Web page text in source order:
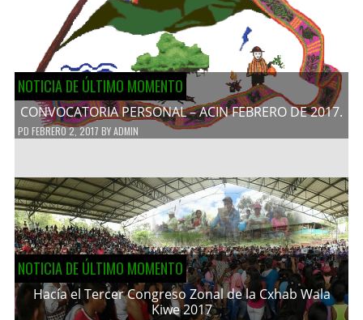
NOTICIA DE ÚLTIMO MOMENTO
CONVOCATORIA PERSONAL – ACIN FEBRERO DE 2017.
PD FEBRERO 2, 2017 BYADMIN
NOTICIA DE ÚLTIMO MOMENTO
Hacía el Tercer Congreso Zonal de la Cxhab Wala
Kiwe 2017